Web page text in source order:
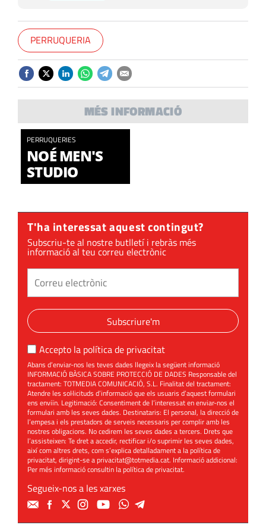
PERRUQUERIA
MÉS INFORMACIÓ
PERRUQUERIES
NOÉ MEN'S
STUDIO
T'ha interessat aquest contingut?
Subscriu-te al nostre butlletí i rebràs més
informació al teu correu electrònic
Subscriure'm
Accepto la política de privacitat
Abans d’enviar-nos les teves dades llegeix la següent informació
INFORMACIÓ BÀSICA SOBRE PROTECCIÓ DE DADES Responsable del
tractament: TOTMEDIA COMUNICACIÓ, S.L. Finalitat del tractament:
Atendre les sol·licituds d’informació que els usuaris d’aquest formulari
ens enviïn. Legitimació: Consentiment de l’interessat en enviar-nos el
formulari amb les seves dades. Destinataris: El personal, la direcció de
l’empesa i els prestadors de serveis necessaris per complir amb les
nostres obligacions. No cedirem les seves dades a tercers. Drets que
l’assisteixen: Te dret a accedir, rectificar i/o suprimir les seves dades,
així com altres drets, com s’explica detalladament a la política de
privacitat, dirigint-se aprivacitat@totmedia.cat. Informació addicional:
Per més informació consultin lapolítica de privacitat.
Segueix-nos a les xarxes